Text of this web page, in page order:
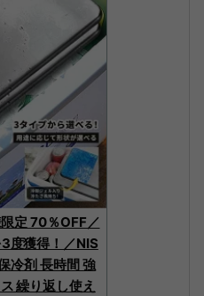
定 70％OFF／
度獲得！／NIS
冷剤 長時間 強
繰り返し使え